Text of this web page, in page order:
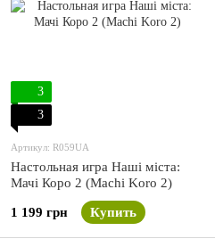
3
3
Артикул: R059UA
Настольная игра Наші міста:
Мачі Коро 2 (Machi Koro 2)
1 199 грн Купить